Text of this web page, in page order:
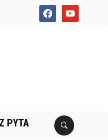
facebookyoutube
PYTA